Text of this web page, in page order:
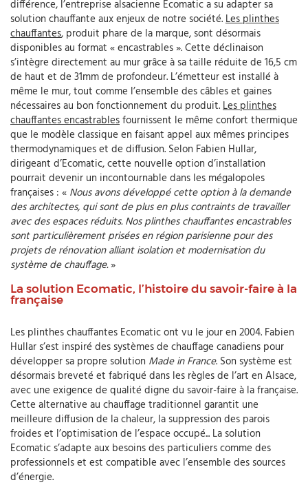
différence, l’entreprise alsacienne Ecomatic a su adapter sa
solution chauffante aux enjeux de notre société.Les plinthes
chauffantes, produit phare de la marque, sont désormais
disponibles au format « encastrables ». Cette déclinaison
s’intègre directement au mur grâce à sa taille réduite de 16,5 cm
de haut et de 31mm de profondeur. L’émetteur est installé à
même le mur, tout comme l’ensemble des câbles et gaines
nécessaires au bon fonctionnement du produit.Les plinthes
chauffantes encastrablesfournissent le même confort thermique
que le modèle classique en faisant appel aux mêmes principes
thermodynamiques et de diffusion. Selon Fabien Hullar,
dirigeant d’Ecomatic, cette nouvelle option d’installation
pourrait devenir un incontournable dans les mégalopoles
françaises : « Nous avons développé cette option à la demande
des architectes, qui sont de plus en plus contraints de travailler
avec des espaces réduits. Nos plinthes chauffantes encastrables
sont particulièrement prisées en région parisienne pour des
projets de rénovation alliant isolation et modernisation du
système de chauffage.»
La solution Ecomatic, l’histoire du savoir-faire à la
française
Les plinthes chauffantes Ecomatic ont vu le jour en 2004. Fabien
Hullar s’est inspiré des systèmes de chauffage canadiens pour
développer sa propre solution Made in France. Son système est
désormais breveté et fabriqué dans les règles de l’art en Alsace,
avec une exigence de qualité digne du savoir-faire à la française.
Cette alternative au chauffage traditionnel garantit une
meilleure diffusion de la chaleur, la suppression des parois
froides et l’optimisation de l’espace occupé... La solution
Ecomatic s’adapte aux besoins des particuliers comme des
professionnels et est compatible avec l’ensemble des sources
d’énergie.